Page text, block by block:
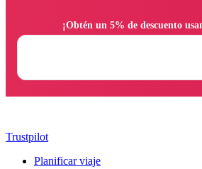
Trustpilot
Planificar viaje